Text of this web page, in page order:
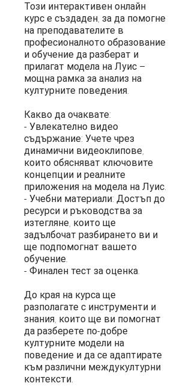
Този интерактивен онлайн
курс е създаден, за да помогне
на преподавателите в
професионалното образование
и обучение да разберат и
прилагат модела на Луис –
мощна рамка за анализ на
културните поведения.
Какво да очаквате:
- Увлекателно видео
съдържание: Учете чрез
динамични видеоклипове,
които обясняват ключовите
концепции и реалните
приложения на модела на Луис.
- Учебни материали: Достъп до
ресурси и ръководства за
изтегляне, които ще
задълбочат разбирането ви и
ще подпомогнат вашето
обучение.
- Финален тест за оценка.
До края на курса ще
разполагате с инструменти и
знания, които ще ви помогнат
да разберете по-добре
културните модели на
поведение и да се адаптирате
към различни междукултурни
контексти.